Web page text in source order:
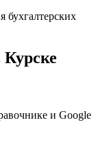
бухгалтерских
и Google